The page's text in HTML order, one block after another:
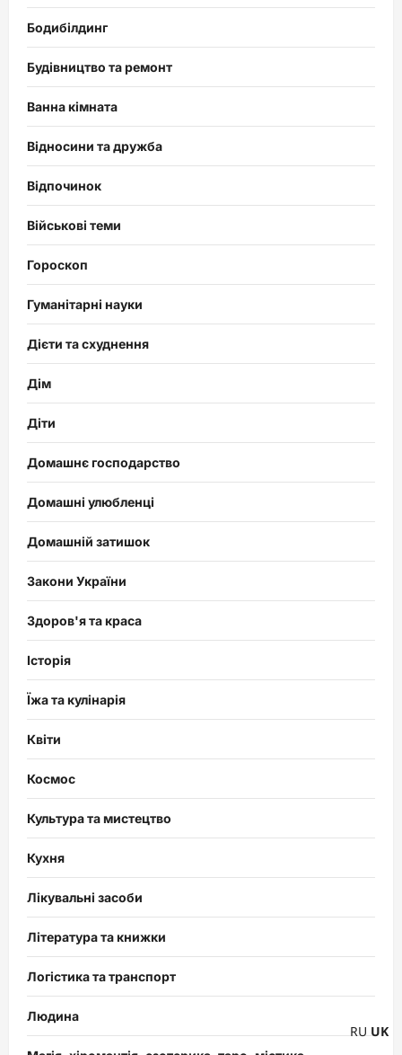
Бодибілдинг
Будівництво та ремонт
Ванна кімната
Відносини та дружба
Відпочинок
Військові теми
Гороскоп
Гуманітарні науки
Дієти та схуднення
Дім
Діти
Домашнє господарство
Домашні улюбленці
Домашній затишок
Закони України
Здоров'я та краса
Історія
Їжа та кулінарія
Квіти
Космос
Культура та мистецтво
Кухня
Лікувальні засоби
Література та книжки
Логістика та транспорт
Людина
RU UK